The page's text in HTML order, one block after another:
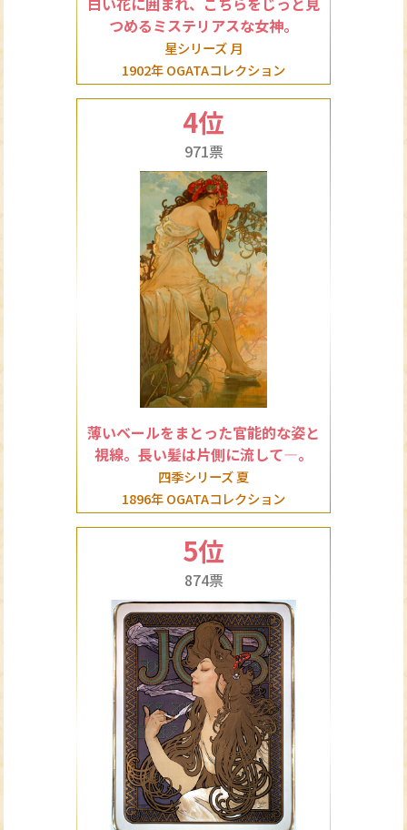
つめるミステリアスな女神。
星シリーズ 月
1902年 OGATAコレクション
4位
971票
薄いベールをまとった官能的な姿と
視線。長い髪は片側に流して―。
四季シリーズ 夏
1896年 OGATAコレクション
5位
874票